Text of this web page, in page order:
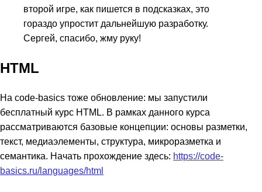
второй игре, как пишется в подсказках, это
гораздо упростит дальнейшую разработку.
Сергей, спасибо, жму руку!
HTML
На code-basics тоже обновление: мы запустили
бесплатный курс HTML. В рамках данного курса
рассматриваются базовые концепции: основы разметки,
текст, медиаэлементы, структура, микроразметка и
семантика. Начать прохождение здесь: https://code-
basics.ru/languages/html